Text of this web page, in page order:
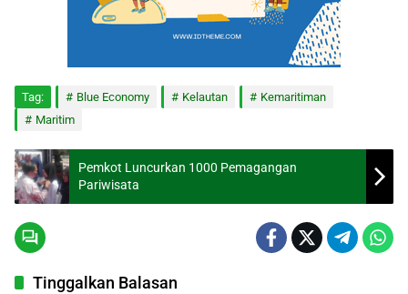
Tag: Blue Economy Kelautan
Kemaritiman
Maritim
Pemkot Luncurkan 1000 Pemagangan
Pariwisata
Tinggalkan Balasan